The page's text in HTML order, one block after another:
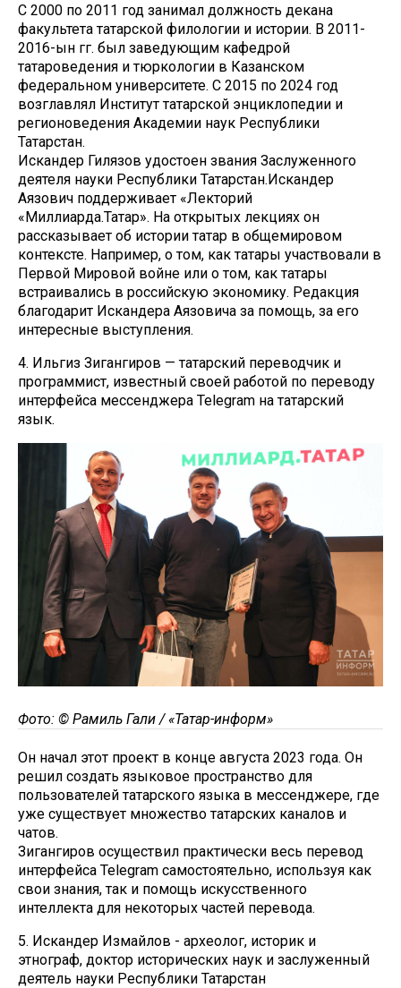
С 2000 по 2011 год занимал должность декана
факультета татарской филологии и истории. В 2011-
2016-ын гг. был заведующим кафедрой
татароведения и тюркологии в Казанском
федеральном университете. С 2015 по 2024 год
возглавлял Институт татарской энциклопедии и
регионоведения Академии наук Республики
Татарстан.
Искандер Гилязов удостоен звания Заслуженного
деятеля науки Республики Татарстан.Искандер
Аязович поддерживает «Лекторий
«Миллиарда.Татар». На открытых лекциях он
рассказывает об истории татар в общемировом
контексте. Например, о том, как татары участвовали в
Первой Мировой войне или о том, как татары
встраивались в российскую экономику. Редакция
благодарит Искандера Аязовича за помощь, за его
интересные выступления.
4. Ильгиз Зигангиров — татарский переводчик и
программист, известный своей работой по переводу
интерфейса мессенджера Telegram на татарский
язык.
Фото: © Рамиль Гали / «Татар-информ»
Он начал этот проект в конце августа 2023 года. Он
решил создать языковое пространство для
пользователей татарского языка в мессенджере, где
уже существует множество татарских каналов и
чатов.
Зигангиров осуществил практически весь перевод
интерфейса Telegram самостоятельно, используя как
свои знания, так и помощь искусственного
интеллекта для некоторых частей перевода.
5. Искандер Измайлов - археолог, историк и
этнограф, доктор исторических наук и заслуженный
деятель науки Республики Татарстан